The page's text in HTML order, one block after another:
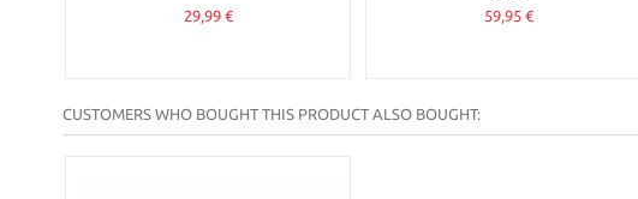
29,99 €
59,95 €
CUSTOMERS WHO BOUGHT THIS PRODUCT ALSO BOUGHT: